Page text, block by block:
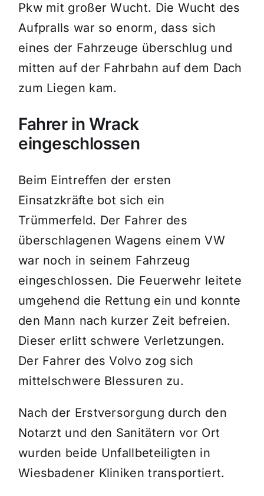
Pkw mit großer Wucht. Die Wucht des
Aufpralls war so enorm, dass sich
eines der Fahrzeuge überschlug und
mitten auf der Fahrbahn auf dem Dach
zum Liegen kam.
Fahrer in Wrack
eingeschlossen
Beim Eintreffen der ersten
Einsatzkräfte bot sich ein
Trümmerfeld. Der Fahrer des
überschlagenen Wagens einem VW
war noch in seinem Fahrzeug
eingeschlossen. Die Feuerwehr leitete
umgehend die Rettung ein und konnte
den Mann nach kurzer Zeit befreien.
Dieser erlitt schwere Verletzungen.
Der Fahrer des Volvo zog sich
mittelschwere Blessuren zu.
Nach der Erstversorgung durch den
Notarzt und den Sanitätern vor Ort
wurden beide Unfallbeteiligten in
Wiesbadener Kliniken transportiert.